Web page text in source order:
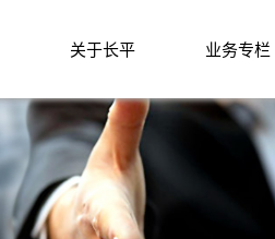
关于长平 业务专栏